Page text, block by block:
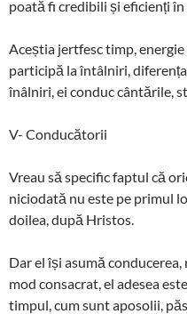
poată fi credibili și eficienți
Aceștia jertfesc timp,
participă la întâlniri,
înâlniri, ei conduc cântările,
V- Conducătorii
Vreau să specific faptul că
niciodată nu este pe primul
doilea, după Hristos.
Dar el își asumă
mod consacrat, el adesea
timpul, cum sunt aposolii,